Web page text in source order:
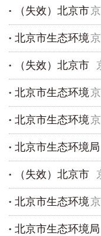
（失效）北京市
生态环境局关于通
北京市生态环境
局关于公开征求
（失效）北京市
生态环境局 北京
北京市生态环境
局关于公开征求
北京市生态环境
局关于公开征求
北京市生态环境局
关于开展2021年
（失效）北京市
生态环境局 北京
北京市生态环境
局关于发布《北
北京市生态环境局